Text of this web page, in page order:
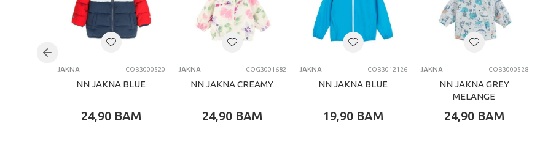
JAKNA COB3000520
NN JAKNA BLUE
24,90 BAM
JAKNA COG3001682
NN JAKNA CREAMY
24,90 BAM
JAKNA COB3012126
NN JAKNA BLUE
19,90 BAM
JAKNA COB3000528
NN JAKNA GREY
MELANGE
24,90 BAM